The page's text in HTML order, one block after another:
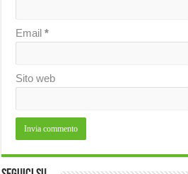
Email*
Sito web